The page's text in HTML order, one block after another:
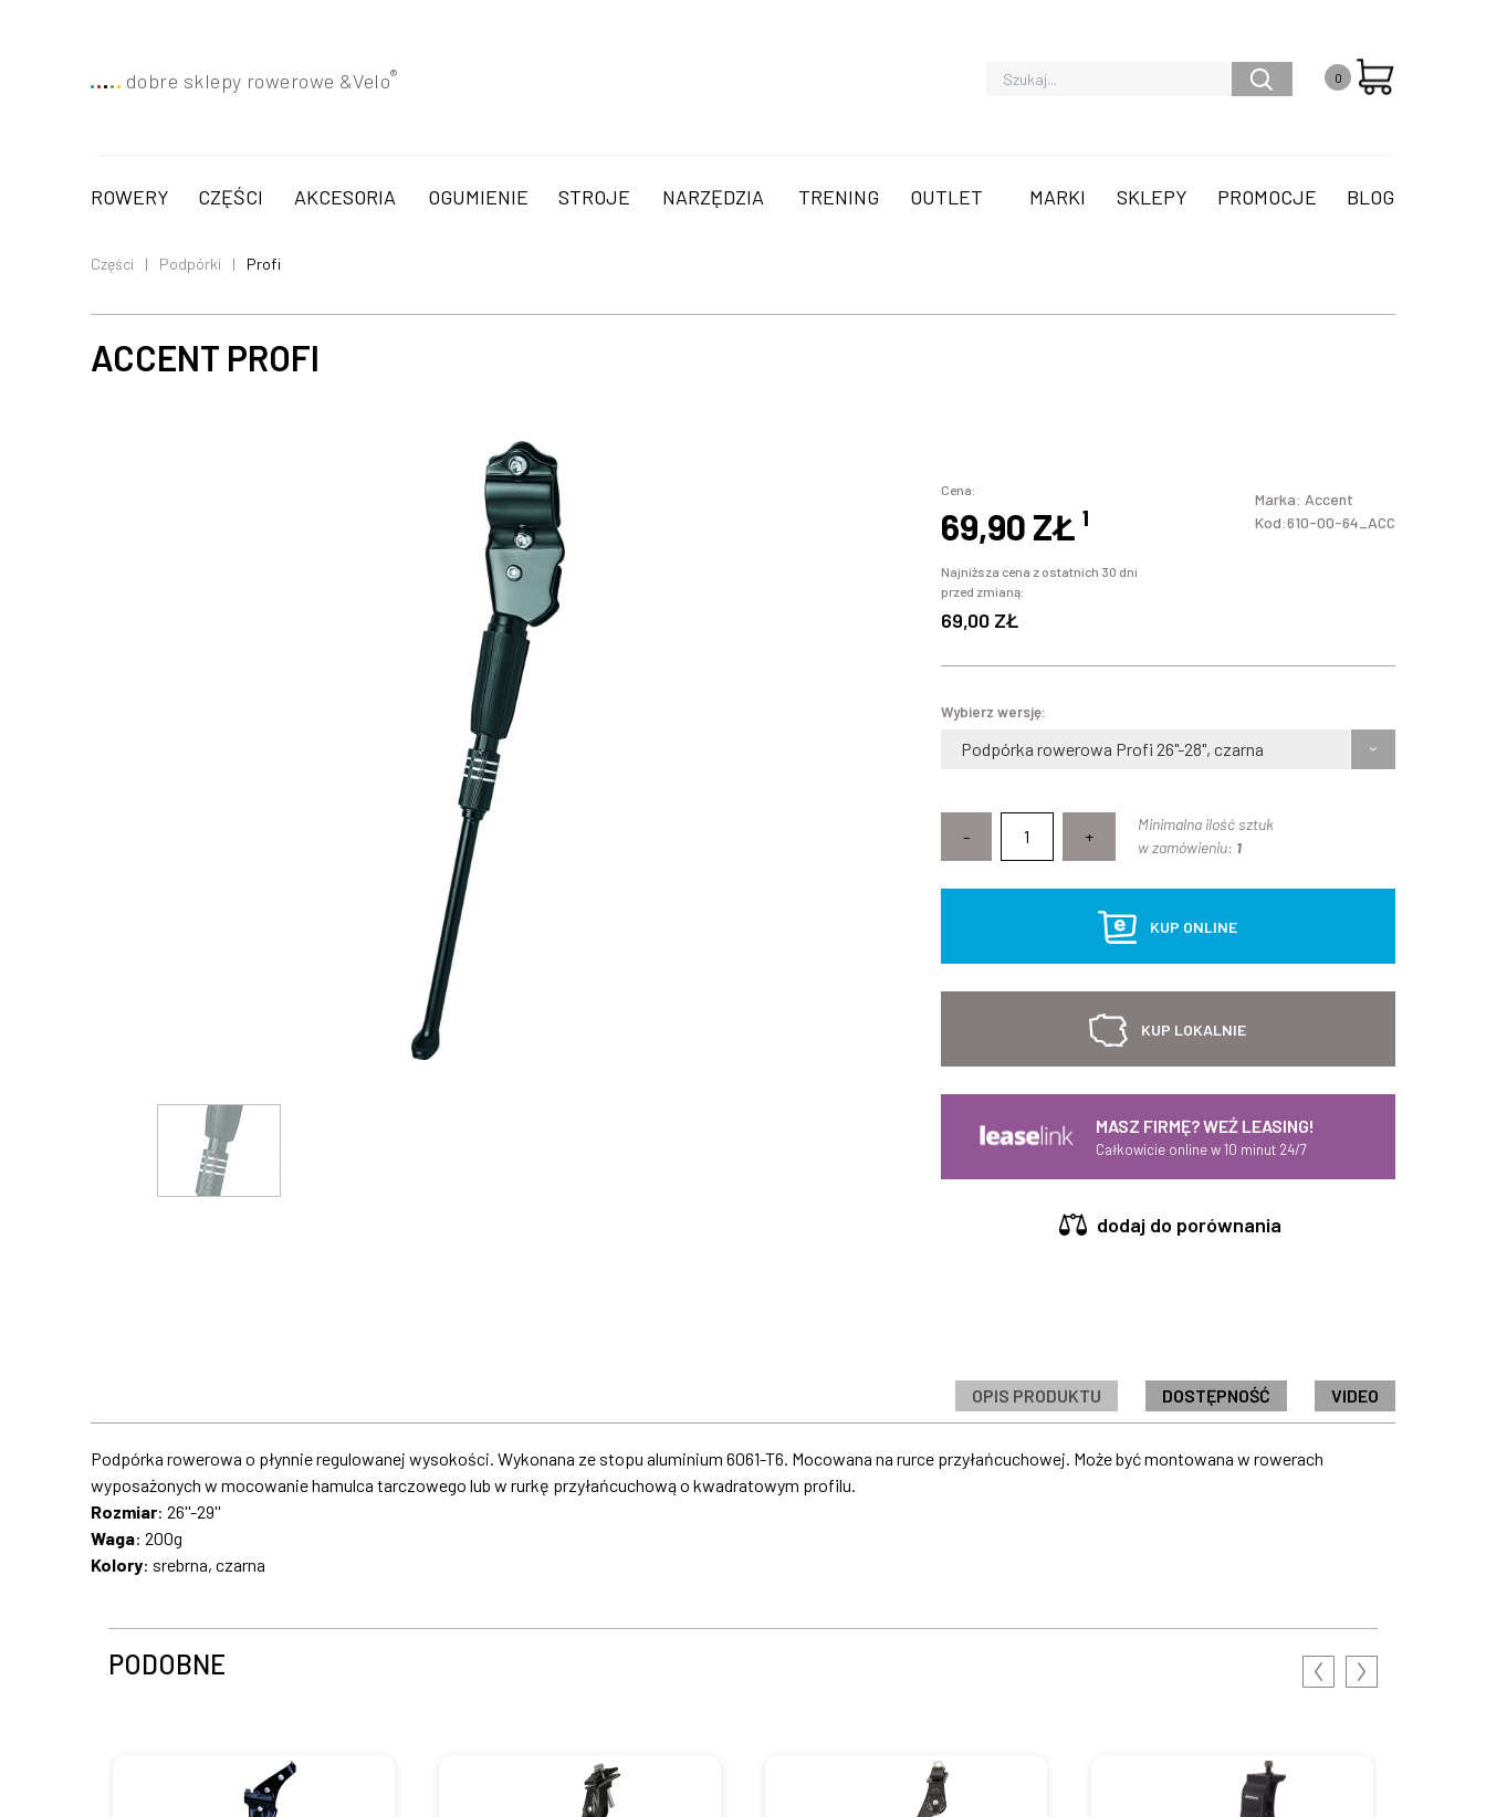
dobre sklepy rowerowe &Velo® 0
ROWERY CZĘŚCI AKCESORIA OGUMIENIE STROJE NARZĘDZIA TRENING OUTLET MARKI SKLEPY PROMOCJE BLOG
Części Podpórki Profi
ACCENT PROFI
Cena:
69,90 ZŁ¹
Najniższa cena z ostatnich 30 dni
przed zmianą:
69,00 ZŁ
Marka: Accent
Kod:610-00-64_ACC
Wybierz wersję:
Podpórka rowerowa Profi 26"-28", czarna
- +
Minimalna ilość sztuk
w zamówieniu: 1
KUP ONLINE
KUP LOKALNIE
MASZ FIRMĘ? WEŹ LEASING!
Całkowicie online w 10 minut 24/7
dodaj do porównania
OPIS PRODUKTU DOSTĘPNOŚĆ VIDEO
Podpórka rowerowa o płynnie regulowanej wysokości. Wykonana ze stopu aluminium 6061-T6. Mocowana na rurce przyłańcuchowej. Może być montowana w rowerach
wyposażonych w mocowanie hamulca tarczowego lub w rurkę przyłańcuchową o kwadratowym profilu.
Rozmiar: 26''-29''
Waga: 200g
Kolory: srebrna, czarna
PODOBNE